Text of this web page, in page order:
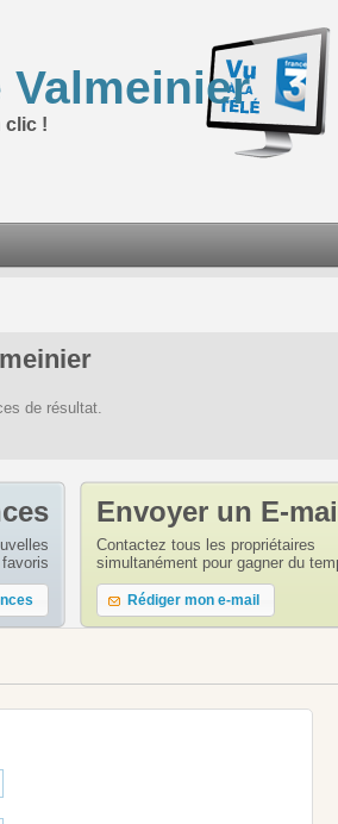
Valmeinier
clic !
de résultat.
Envoyer un E-
Contactez tous les propriétaires
simultanément pour gagner du
Rédiger mon e-mail